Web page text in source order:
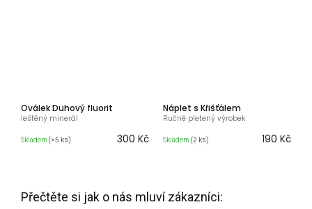
Oválek Duhový fluorit
leštěný minerál
Skladem (>5 ks) 300 Kč
Náplet s Křišťálem
Ručně pletený výrobek
Skladem (2 ks) 190 Kč